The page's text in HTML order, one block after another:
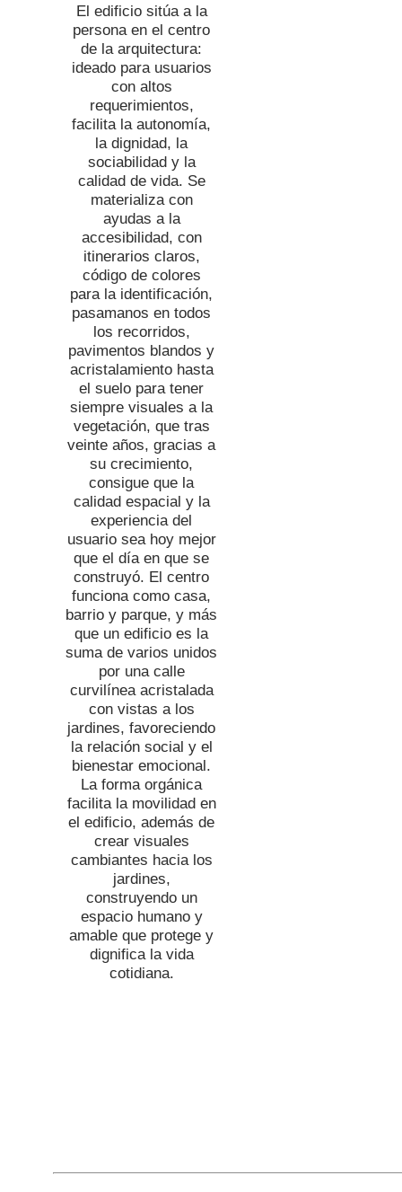
El edificio sitúa a la
persona en el centro
de la arquitectura:
ideado para usuarios
con altos
requerimientos,
facilita la autonomía,
la dignidad, la
sociabilidad y la
calidad de vida. Se
materializa con
ayudas a la
accesibilidad, con
itinerarios claros,
código de colores
para la identificación,
pasamanos en todos
los recorridos,
pavimentos blandos y
acristalamiento hasta
el suelo para tener
siempre visuales a la
vegetación, que tras
veinte años, gracias a
su crecimiento,
consigue que la
calidad espacial y la
experiencia del
usuario sea hoy mejor
que el día en que se
construyó. El centro
funciona como casa,
barrio y parque, y más
que un edificio es la
suma de varios unidos
por una calle
curvilínea acristalada
con vistas a los
jardines, favoreciendo
la relación social y el
bienestar emocional.
La forma orgánica
facilita la movilidad en
el edificio, además de
crear visuales
cambiantes hacia los
jardines,
construyendo un
espacio humano y
amable que protege y
dignifica la vida
cotidiana.